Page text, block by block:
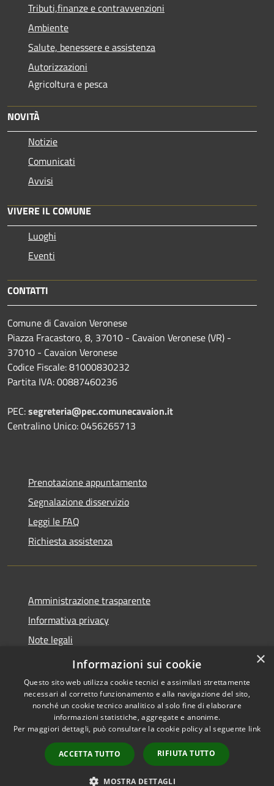
Tributi,finanze e contravvenzioni
Ambiente
Salute, benessere e assistenza
Autorizzazioni
Agricoltura e pesca
NOVITÀ
Notizie
Comunicati
Avvisi
VIVERE IL COMUNE
Luoghi
Eventi
CONTATTI
Comune di Cavaion Veronese
Piazza Fracastoro, 8, 37010 - Cavaion Veronese (VR) -
37010 - Cavaion Veronese
Codice Fiscale: 81000830232
Partita IVA: 00887460236
PEC:segreteria@pec.comunecavaion.it
Centralino Unico: 0456265713
Prenotazione appuntamento
Segnalazione disservizio
Leggi le FAQ
Richiesta assistenza
Amministrazione trasparente
Informativa privacy
Note legali
Dichiarazione di accessibilità
Accessibilità
Copyright © 2026 • Comune di
Cavaion Veronese • Powered
byMunicipium
Accesso
redazione
×
Informazioni sui cookie
Questo sito web utilizza cookie tecnici e assimilati strettamente
necessari al corretto funzionamento e alla navigazione del sito,
nonché un cookie tecnico analitico al solo fine di elaborare
informazioni statistiche, aggregate e anonime.
Per maggiori dettagli, può consultare la cookie policy al seguente link
ACCETTA TUTTO RIFIUTA TUTTO
MOSTRA DETTAGLI